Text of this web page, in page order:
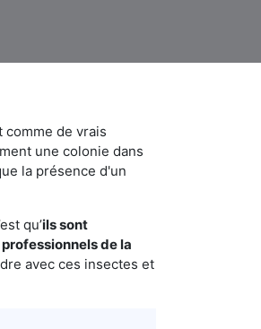
comme de vrais
une colonie dans
la présence d'un
qu’ils sont
de la
avec ces insectes et